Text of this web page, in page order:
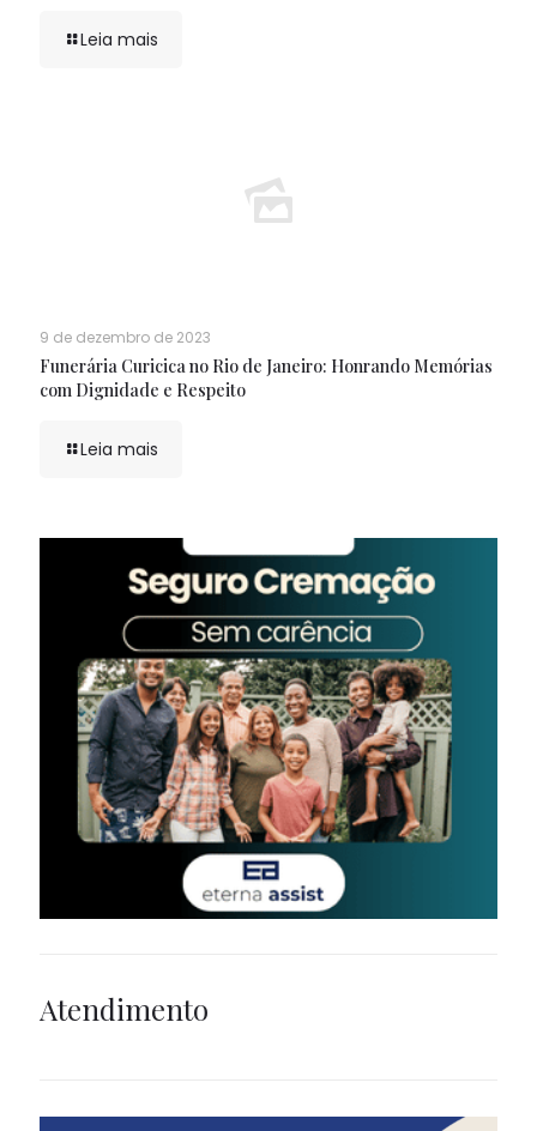
Leia mais
9 de dezembro de 2023
Funerária Curicica no Rio de Janeiro: Honrando Memórias
com Dignidade e Respeito
Leia mais
Atendimento